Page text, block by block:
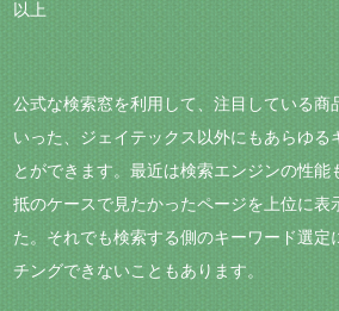
以上
公式な検索窓を利用して、注目している商
いった、ジェイテックス以外にもあらゆる
とができます。最近は検索エンジンの性能
抵のケースで見たかったページを上位に表
た。それでも検索する側のキーワード選定
チングできないこともあります。